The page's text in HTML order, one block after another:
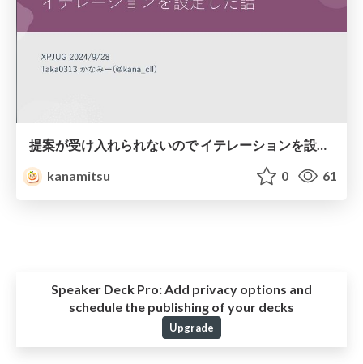
提案が受け入れられないので イテレーションを設定した話
kanamitsu
0 61
Speaker Deck Pro: Add privacy options and
schedule the publishing of your decks
Upgrade